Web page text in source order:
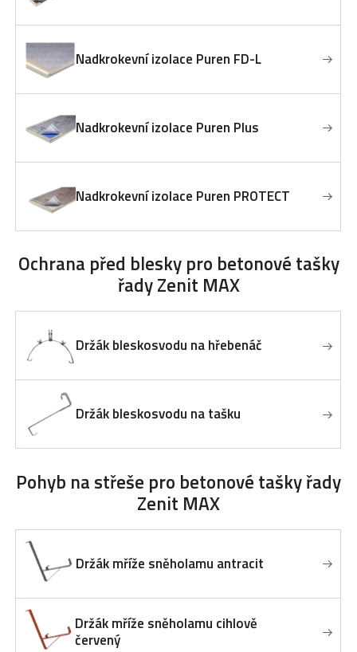
Nadkrokevní izolace Puren FD-L
Nadkrokevní izolace Puren Plus
Nadkrokevní izolace Puren PROTECT
Ochrana před bleskypro betonové tašky
řady Zenit MAX
Držák bleskosvodu na hřebenáč
Držák bleskosvodu na tašku
Pohyb na střeše pro betonové tašky řady
Zenit MAX
Držák mříže sněholamu antracit
Držák mříže sněholamu cihlově
červený